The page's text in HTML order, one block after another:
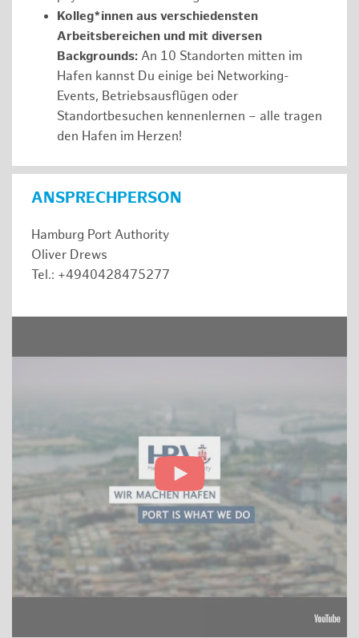
Kolleg*innen aus verschiedensten
Arbeitsbereichen und mit diversen
Backgrounds: An 10 Standorten mitten im
Hafen kannst Du einige bei Networking-
Events, Betriebsausflügen oder
Standortbesuchen kennenlernen – alle tragen
den Hafen im Herzen!
ANSPRECHPERSON
Hamburg Port Authority
Oliver Drews
Tel.: +4940428475277